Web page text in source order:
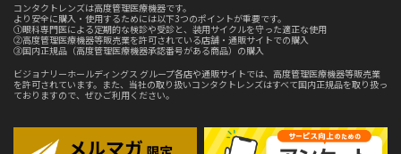
コンタクトレンズは高度管理医療機器です。
より安全に購入・使用するためには以下3つのポイントが重要です。
①眼科専門医による定期的な検診や受診と、装用サイクルを守った適正な使用
②高度管理医療機器等販売業を許可されている店舗・通販サイトでの購入
③国内正規品（高度管理医療機器承認番号がある商品）の購入
ビジョナリーホールディングス グループ各店や通販サイトでは、高度管理医療機器等販売業
を許可されています。また、当社の取り扱いコンタクトレンズはすべて国内正規品を取り扱っ
ておりますので、ぜひご利用ください。